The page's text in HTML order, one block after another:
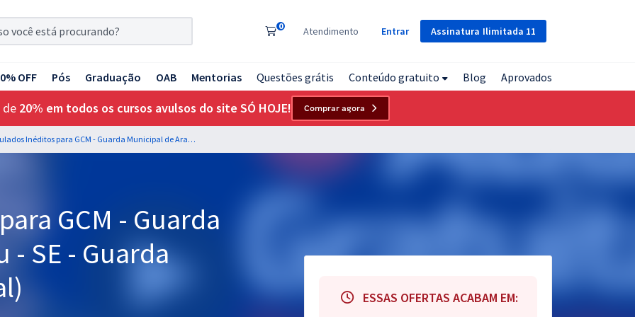
Assinatura Ilimitada 11
0 Atendimento Entrar
OFF Pós Graduação OAB Mentorias Questões grátis Conteúdo gratuito Blog Aprovados
de 20% em todos os cursos avulsos do site SÓ HOJE! Comprar agora
Simulados Inéditos para GCM - Guarda Municipal de Aracaju - SE - Guarda Municipal (Pós-Edital)
GCM - Guarda
- SE - Guarda
ESSAS OFERTAS ACABAM EM: